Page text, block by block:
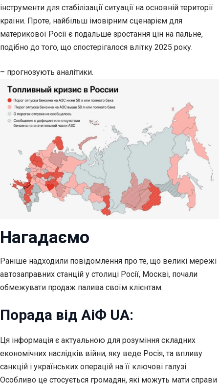
інструменти для стабілізації ситуації на основній території
країни. Проте, найбільш імовірним сценарієм для
материкової Росії є подальше зростання цін на пальне,
подібно до того, що спостерігалося влітку 2025 року.
– прогнозують аналітики.
Нагадаємо
Раніше надходили повідомлення про те, що великі мережі
автозаправних станцій у столиці Росії, Москві, почали
обмежувати продаж палива своїм клієнтам.
Порада від АіФ UA:
Ця інформація є актуальною для розуміння складних
економічних наслідків війни, яку веде Росія, та впливу
санкцій і українських операцій на її ключові галузі.
Особливо це стосується громадян, які можуть мати справи